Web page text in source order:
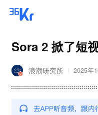
Sora 2 掀了短
浪潮研究所 2025年